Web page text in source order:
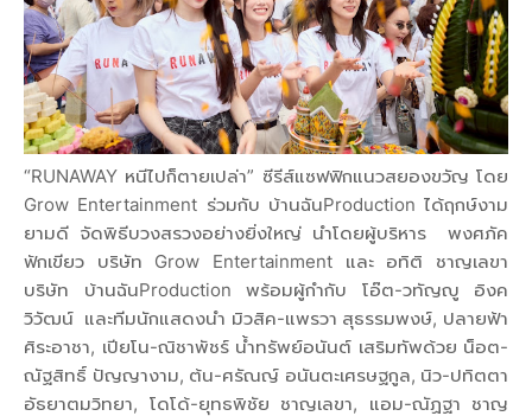
“RUNAWAY หนีไปก็ตายเปล่า” ซีรีส์แซฟฟิกแนวสยองขวัญ โดย
Grow Entertainment ร่วมกับ บ้านฉันProduction ได้ฤกษ์งาม
ยามดี จัดพิธีบวงสรวงอย่างยิ่งใหญ่ นำโดยผู้บริหาร พงศภัค
ฟักเขียว บริษัท Grow Entertainment และ อทิติ ชาญเลขา
บริษัท บ้านฉันProduction พร้อมผู้กำกับ โอ๊ต-วทัญญู อิงค
วิวัฒน์ และทีมนักแสดงนำ มิวสิค-แพรวา สุธรรมพงษ์, ปลายฟ้า
ศิระอาชา, เปียโน-ณิชาพัชร์ น้ำทรัพย์อนันต์ เสริมทัพด้วย น็อต-
ณัฐสิทธิ์ ปัญญางาม, ต้น-ศรัณญ์ อนันตะเศรษฐกูล, นิว-ปทิตตา
อัธยาตมวิทยา, โดโด้-ยุทธพิชัย ชาญเลขา, แอม-ณัฏฐา ชาญ